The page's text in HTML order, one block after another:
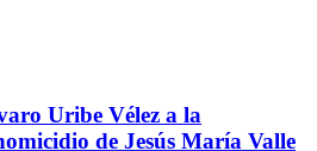
Uribe Vélez a la
de Jesús María Valle